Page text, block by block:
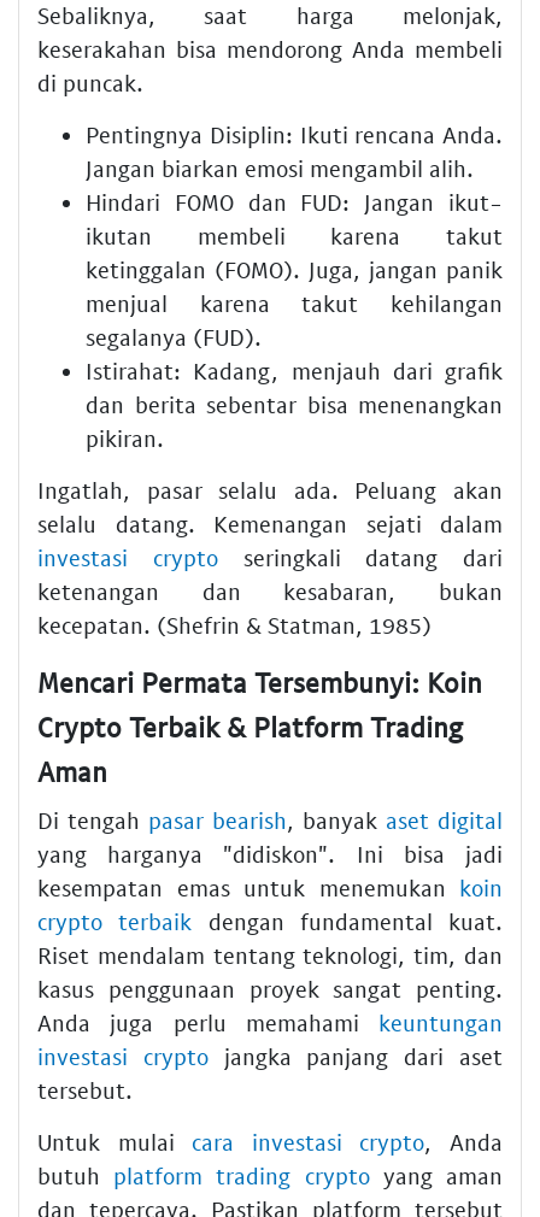
Sebaliknya, saat harga melonjak,
keserakahan bisa mendorong Anda membeli
di puncak.
Pentingnya Disiplin: Ikuti rencana Anda.
Jangan biarkan emosi mengambil alih.
Hindari FOMO dan FUD: Jangan ikut-
ikutan membeli karena takut
ketinggalan (FOMO). Juga, jangan panik
menjual karena takut kehilangan
segalanya (FUD).
Istirahat: Kadang, menjauh dari grafik
dan berita sebentar bisa menenangkan
pikiran.
Ingatlah, pasar selalu ada. Peluang akan
selalu datang. Kemenangan sejati dalam
investasi cryptoseringkali datang dari
ketenangan dan kesabaran, bukan
kecepatan. (Shefrin & Statman, 1985)
Mencari Permata Tersembunyi: Koin
Crypto Terbaik & Platform Trading
Aman
Di tengah pasar bearish, banyak aset digital
yang harganya "didiskon". Ini bisa jadi
kesempatan emas untuk menemukan koin
crypto terbaik dengan fundamental kuat.
Riset mendalam tentang teknologi, tim, dan
kasus penggunaan proyek sangat penting.
Anda juga perlu memahami keuntungan
investasi cryptojangka panjang dari aset
tersebut.
Untuk mulai cara investasi crypto, Anda
butuh platform trading cryptoyang aman
dan tepercaya. Pastikan platform tersebut